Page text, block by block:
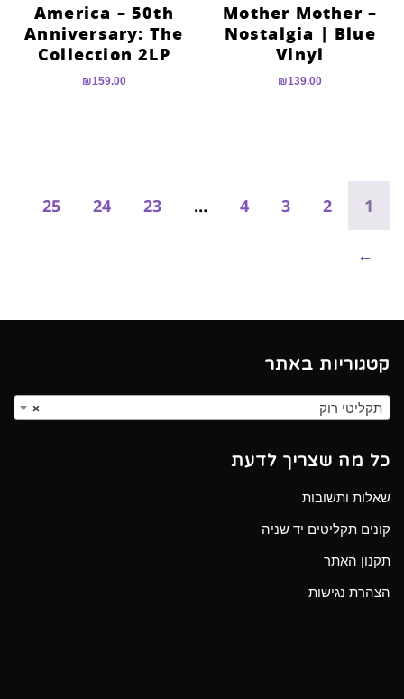
Mother Mother –
Nostalgia | Blue
Vinyl
₪139.00
America – 50th
Anniversary: The
Collection 2LP
₪159.00
1
2
3
4
…
23
24
25
←
קטגוריות באתר
× תקליטי רוק
כל מה שצריך לדעת
שאלות ותשובות
קונים תקליטים יד שניה
תקנון האתר
הצהרת נגישות